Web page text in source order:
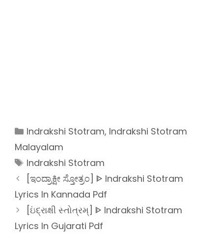
Categories
Indrakshi Stotram, Indrakshi Stotram
Malayalam
Tags
Indrakshi Stotram
[ಇಂದ್ರಾಕ್ಷೀ ಸ್ತೋತ್ರಂ] ᐈ Indrakshi Stotram
Lyrics In Kannada Pdf
[ઇંદ્રાક્ષી સ્તોત્રમ્] ᐈ Indrakshi Stotram
Lyrics In Gujarati Pdf